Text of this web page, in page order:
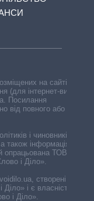
на сайті,
(для інтернет-видань
Посилання
від повного або
і чиновників,
також інформація про
опрацьована ТОВ «ІА
і Діло».
створені ГО
і є власністю
і Діло».